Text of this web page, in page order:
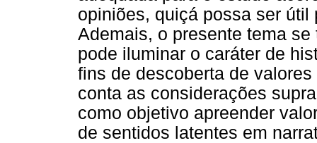
opiniões, quiçá possa ser
Ademais, o presente tema
pode iluminar o caráter de
fins de descoberta de
conta as considerações
como objetivo apreender
de sentidos latentes em